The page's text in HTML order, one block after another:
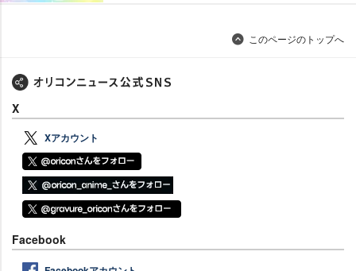
このページのトップへ
X
Xアカウント
Facebook